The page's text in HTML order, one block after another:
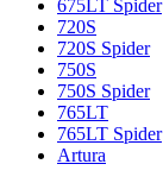
675LT Spider
720S
720S Spider
750S
750S Spider
765LT
765LT Spider
Artura